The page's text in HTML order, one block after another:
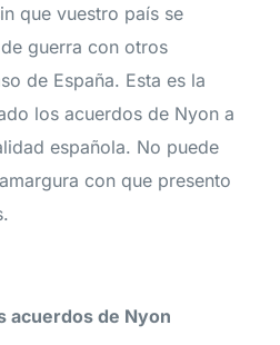
que vuestro país se
guerra con otros
de España. Esta es la
los acuerdos de Nyon a
española. No puede
con que presento
acuerdos de Nyon